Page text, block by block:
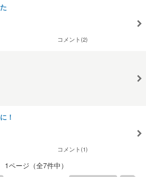
コメント(2)
！
コメント(1)
1ページ（全7件中）